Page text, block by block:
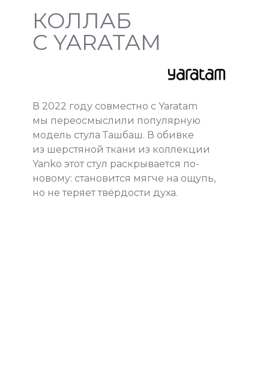
КОЛЛАБ
С YARATAM
В 2022 году совместно с Yaratam
мы переосмыслили популярную
модель стула Ташбаш. В обивке
из шерстяной ткани из коллекции
Yanko этот стул раскрывается по-
новому: становится мягче на ощупь,
но не теряет твёрдости духа.